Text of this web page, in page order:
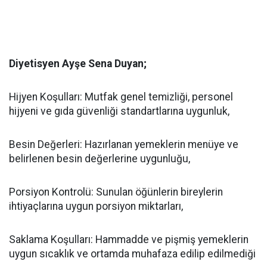
Diyetisyen Ayşe Sena Duyan;
Hijyen Koşulları: Mutfak genel temizliği, personel
hijyeni ve gıda güvenliği standartlarına uygunluk,
Besin Değerleri: Hazırlanan yemeklerin menüye ve
belirlenen besin değerlerine uygunluğu,
Porsiyon Kontrolü: Sunulan öğünlerin bireylerin
ihtiyaçlarına uygun porsiyon miktarları,
Saklama Koşulları: Hammadde ve pişmiş yemeklerin
uygun sıcaklık ve ortamda muhafaza edilip edilmediği